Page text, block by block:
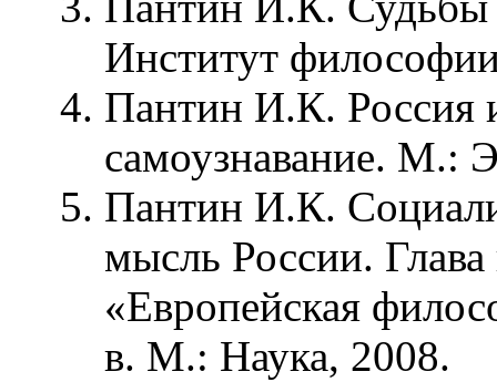
Институт
Пантин И.К. Россия
самоузнавание. М.:
Пантин И.К.
мысль России.
«Европейская
в. М.: Наука, 2008.